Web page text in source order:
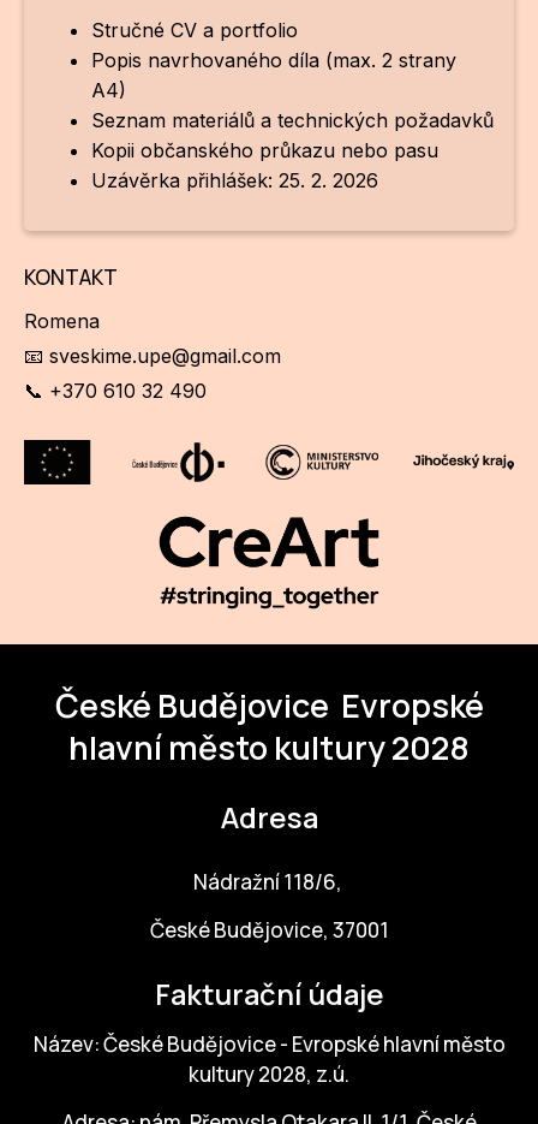
Stručné CV a portfolio
Popis navrhovaného díla (max. 2 strany
A4)
Seznam materiálů a technických požadavků
Kopii občanského průkazu nebo pasu
Uzávěrka přihlášek: 25. 2. 2026
KONTAKT
Romena
📧 sveskime.upe@gmail.com
📞 +370 610 32 490
České Budějovice Evropské
hlavní město kultury 2028
Adresa
Nádražní 118/6,
České Budějovice, 37001
Fakturační údaje
Název: České Budějovice - Evropské hlavní město
kultury 2028, z.ú.